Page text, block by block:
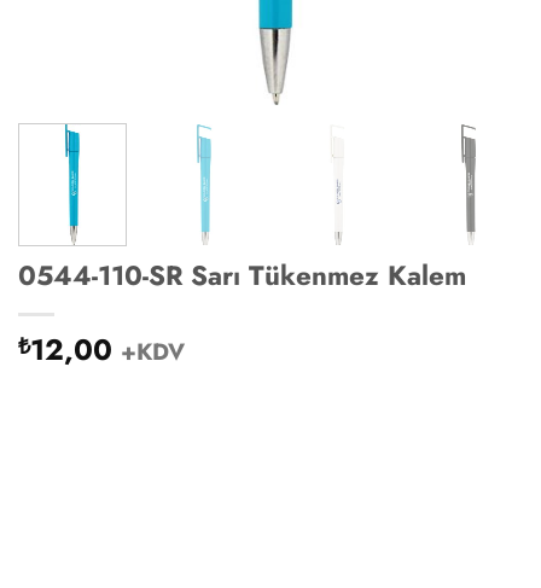
0544-110-SR Sarı Tükenmez Kalem
₺12,00 +KDV